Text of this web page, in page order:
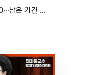
'개편 전 마지막 수능' D-100⋯남은 기간 성적 올릴 전략은